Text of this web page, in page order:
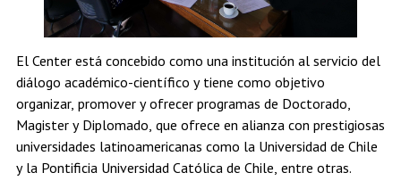
El Center está concebido como una institución al servicio del
diálogo académico-científico y tiene como objetivo
organizar, promover y ofrecer programas de Doctorado,
Magister y Diplomado, que ofrece en alianza con prestigiosas
universidades latinoamericanas como la Universidad de Chile
y la Pontificia Universidad Católica de Chile, entre otras.